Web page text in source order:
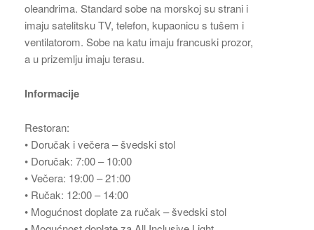
oleandrima. Standard sobe na morskoj su strani i
imaju satelitsku TV, telefon, kupaonicu s tušem i
ventilatorom. Sobe na katu imaju francuski prozor,
a u prizemlju imaju terasu.
Informacije
Restoran:
• Doručak i večera – švedski stol
• Doručak: 7:00 – 10:00
• Večera: 19:00 – 21:00
• Ručak: 12:00 – 14:00
• Mogućnost doplate za ručak – švedski stol